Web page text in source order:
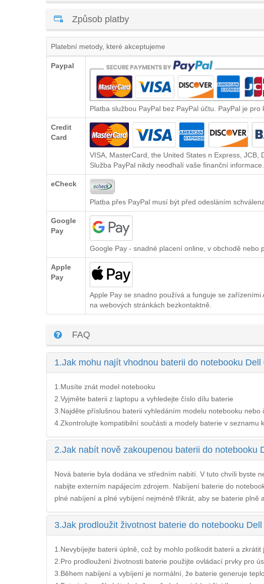
Způsob platby
Platební metody, které akceptujeme
Paypal
Platba službou PayPal bez PayPal účtu. PayPal je pro
Credit
Card
VISA, MasterCard, the United States n Express, JCB,
Služba PayPal nikdy neodhalí vaše finanční informace.
eCheck
Platba přes PayPal musí být před odesláním
Google
Pay
Google Pay - snadné placení online, v obchodě nebo
Apple
Pay
Apple Pay se snadno používá a funguje se
na webových stránkách bezkontaktně.
FAQ
1.Jak mohu najít vhodnou baterii do notebooku Dell
1.Musíte znát model notebooku
2.Vyjměte baterii z laptopu a vyhledejte číslo dílu baterie
3.Najděte příslušnou baterii vyhledáním modelu notebooku nebo
4.Zkontrolujte kompatibilní součásti a modely baterie v seznamu
2.Jak nabít nově zakoupenou baterii do notebooku
Nová baterie byla dodána ve středním nabití. V tuto chvíli byste
nabijte externím napájecím zdrojem. Nabíjení baterie do
plné nabíjení a plné vybíjení nejméně třikrát, aby se baterie plně
3.Jak prodloužit životnost baterie do notebooku
1.Nevybíjejte baterii úplně, což by mohlo poškodit baterii a zkrátit
2.Pro prodloužení životnosti baterie použijte ovládací prvky pro
3.Během nabíjení a vybíjení je normální, že baterie generuje